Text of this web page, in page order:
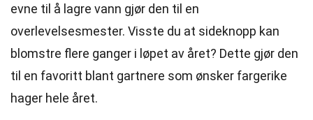
evne til å lagre vann gjør den til en
overlevelsesmester. Visste du at sideknopp kan
blomstre flere ganger i løpet av året? Dette gjør den
til en favoritt blant gartnere som ønsker fargerike
hager hele året.